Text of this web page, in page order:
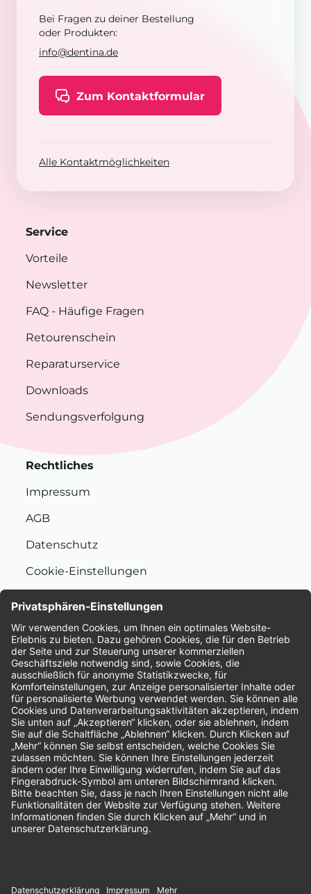
Bei Fragen zu deiner Bestellung
oder Produkten:
info@dentina.de
Zum Kontaktformular
Alle Kontaktmöglichkeiten
Service
Vorteile
Newsletter
FAQ - Häufige Fragen
Retourenschein
Reparaturservice
Downloads
Sendungsverfolgung
Rechtliches
Impressum
AGB
Datenschutz
Cookie-Einstellungen
Bewertungen